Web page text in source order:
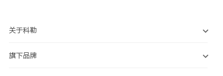
关于科勒
旗下品牌